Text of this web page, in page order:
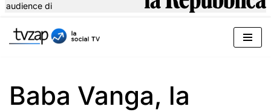
al
audience di
Baba Vanga, la